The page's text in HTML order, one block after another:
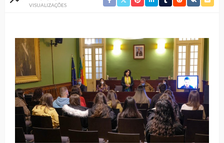
VISUALIZAÇÕES